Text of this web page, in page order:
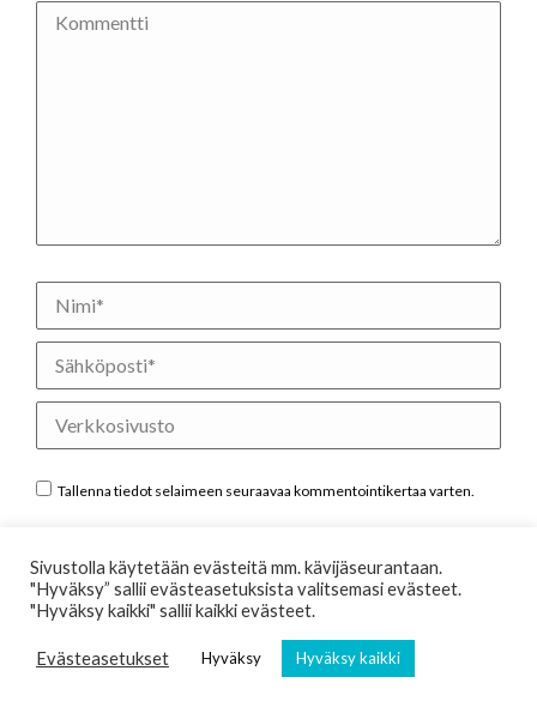
Kommentti
Nimi *
Sähköposti *
Verkkosivusto
Tallenna tiedot selaimeen seuraavaa kommentointikertaa varten.
Kaikki aiheesta
Sivustolla käytetään evästeitä mm. kävijäseurantaan.
"Hyväksy” sallii evästeasetuksista valitsemasi evästeet.
"Hyväksy kaikki" sallii kaikki evästeet.
Evästeasetukset Hyväksy Hyväksy kaikki